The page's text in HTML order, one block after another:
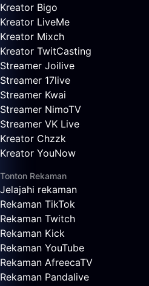
Kreator Bigo
Kreator LiveMe
Kreator Mixch
Kreator TwitCasting
Streamer Joilive
Streamer 17live
Streamer Kwai
Streamer NimoTV
Streamer VK Live
Kreator Chzzk
Kreator YouNow
Tonton Rekaman
Jelajahi rekaman
Rekaman TikTok
Rekaman Twitch
Rekaman Kick
Rekaman YouTube
Rekaman AfreecaTV
Rekaman Pandalive